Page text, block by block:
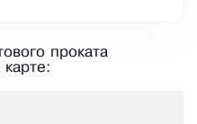
проката